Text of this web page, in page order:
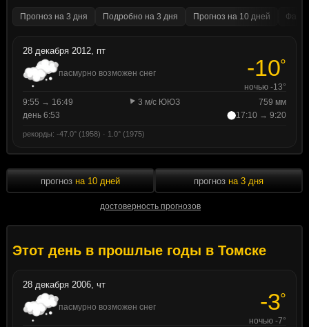
Прогноз на 3 дня Подробно на 3 дня Прогноз на 10 дней
28 декабря 2012, пт
пасмурно возможен снег -10°
ночью -13°
9:55 → 16:49
3 м/с ЮЮЗ
759 мм
день 6:53
17:10 → 9:20
рекорды: -47.0° (1958) · 1.0° (1975)
прогноз на 10 дней
достоверность прогнозов
прогноз на 3 дня
Этот день в прошлые годы в Томске
28 декабря 2006, чт
пасмурно возможен снег -3°
ночью -7°